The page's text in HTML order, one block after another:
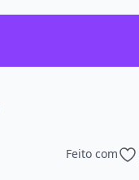
Feito com